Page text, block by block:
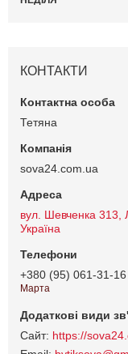
КОНТАКТИ
Тетяна
sova24.com.ua
вул. Шевченка 313,
Україна
+380 (95) 061-31-16
Марта
https://